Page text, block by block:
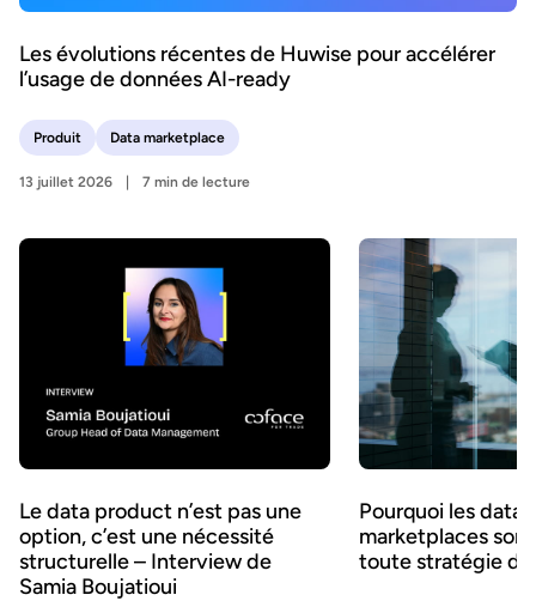
Les évolutions récentes de Huwise pour accélérer
l’usage de données AI-ready
Produit Data marketplace
13 juillet 2026 7 min de lecture
Le data product n’est pas une
option, c’est une nécessité
structurelle – Interview de
Samia Boujatioui
Pourquoi les data
marketplaces
toute stratégie